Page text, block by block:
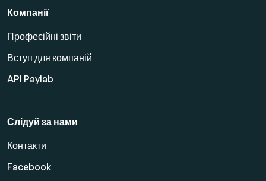
Компанії
Професійні звіти
Вступ для компаній
API Paylab
Слідуй за нами
Контакти
Facebook